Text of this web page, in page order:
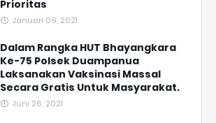
Prioritas
Januari 09, 2021
Dalam Rangka HUT Bhayangkara
Ke-75 Polsek Duampanua
Laksanakan Vaksinasi Massal
Secara Gratis Untuk Masyarakat.
Juni 26, 2021